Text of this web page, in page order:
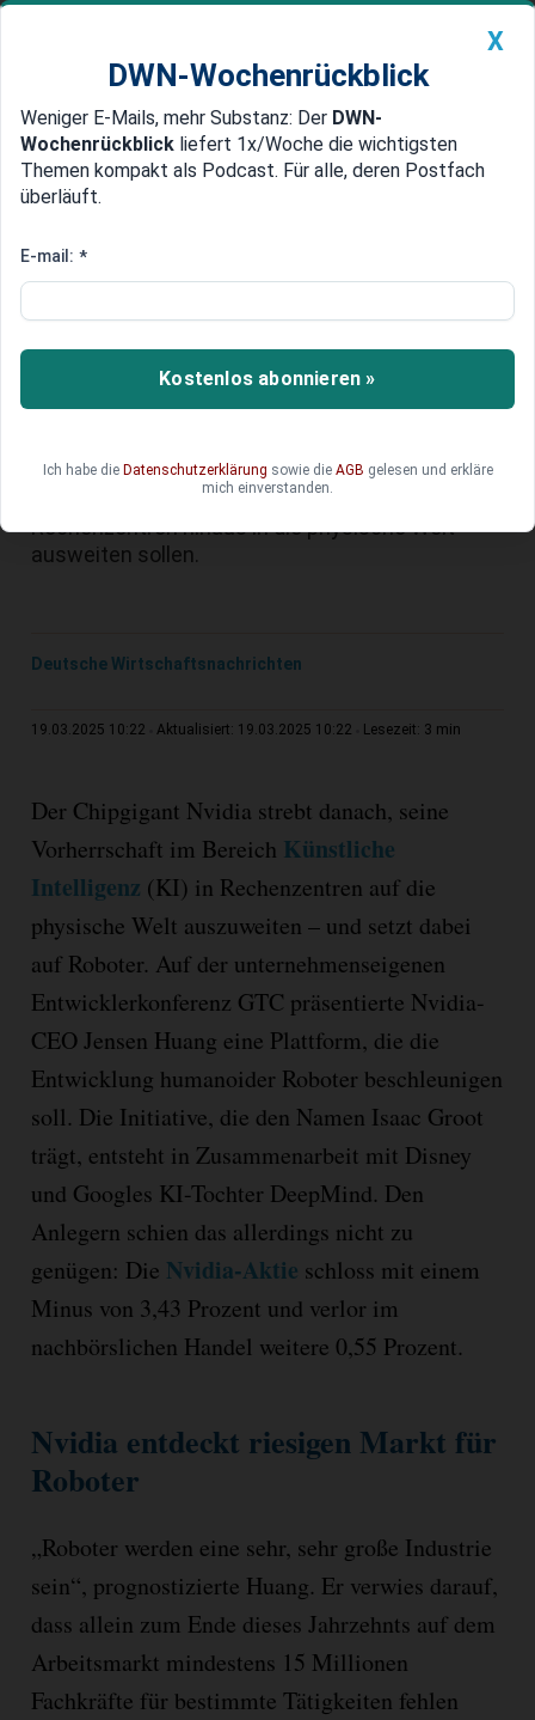
Newsticker MEIN DWN: Geldanlage Premium
Edelmetalle DWN-Magazin China
Nvidia: Chip-Riese hat große
Roboter geplant
Ohne Nvidias Chips ist die KI-Revolution kaum zu
stemmen. Konzernchef Jensen Huang legte nun
sichern. Sein Plan setzt auf „KI-Fabriken“ und
Roboter, die den Einfluss des Unternehmens über
Rechenzentren hinaus in die physische Welt
ausweiten sollen.
Deutsche Wirtschaftsnachrichten
19.03.2025 10:22 Aktualisiert: 19.03.2025 10:22 Lesezeit: 3 min
Der Chipgigant Nvidia strebt danach, seine
Vorherrschaft im Bereich Künstliche
Intelligenz (KI) in Rechenzentren auf die
physische Welt auszuweiten – und setzt dabei
auf Roboter. Auf der unternehmenseigenen
Entwicklerkonferenz GTC präsentierte Nvidia-
CEO Jensen Huang eine Plattform, die die
Entwicklung humanoider Roboter beschleunigen
soll. Die Initiative, die den Namen Isaac Groot
trägt, entsteht in Zusammenarbeit mit Disney
und Googles KI-Tochter DeepMind. Den
Anlegern schien das allerdings nicht zu
genügen: Die Nvidia-Aktie schloss mit einem
Minus von 3,43 Prozent und verlor im
nachbörslichen Handel weitere 0,55 Prozent.
Nvidia entdeckt riesigen Markt für
Roboter
„Roboter werden eine sehr, sehr große Industrie
sein“, prognostizierte Huang. Er verwies darauf,
dass allein zum Ende dieses Jahrzehnts auf dem
Arbeitsmarkt mindestens 15 Millionen
Fachkräfte für bestimmte Tätigkeiten fehlen
X
DWN-Wochenrückblick
Weniger E-Mails, mehr Substanz: Der DWN-
Wochenrückblick liefert 1x/Woche die wichtigsten
Themen kompakt als Podcast. Für alle, deren Postfach
überläuft.
E-mail: *
Kostenlos abonnieren »
Ich habe die Datenschutzerklärung sowie die AGB gelesen und erkläre
mich einverstanden.